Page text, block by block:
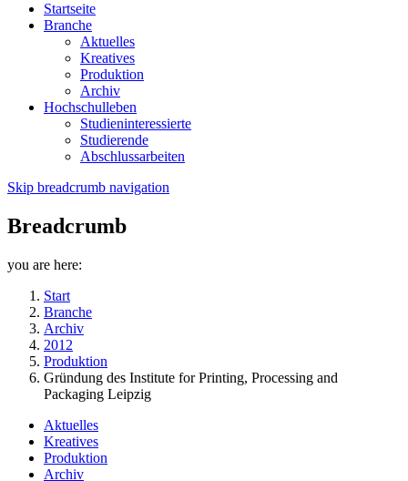
Startseite
Branche
Aktuelles
Kreatives
Produktion
Archiv
Hochschulleben
Studieninteressierte
Studierende
Abschlussarbeiten
Skip breadcrumb navigation
Breadcrumb
you are here:
Start
Branche
Archiv
2012
Produktion
Gründung des Institute for Printing, Processing and
Packaging Leipzig
Aktuelles
Kreatives
Produktion
Archiv